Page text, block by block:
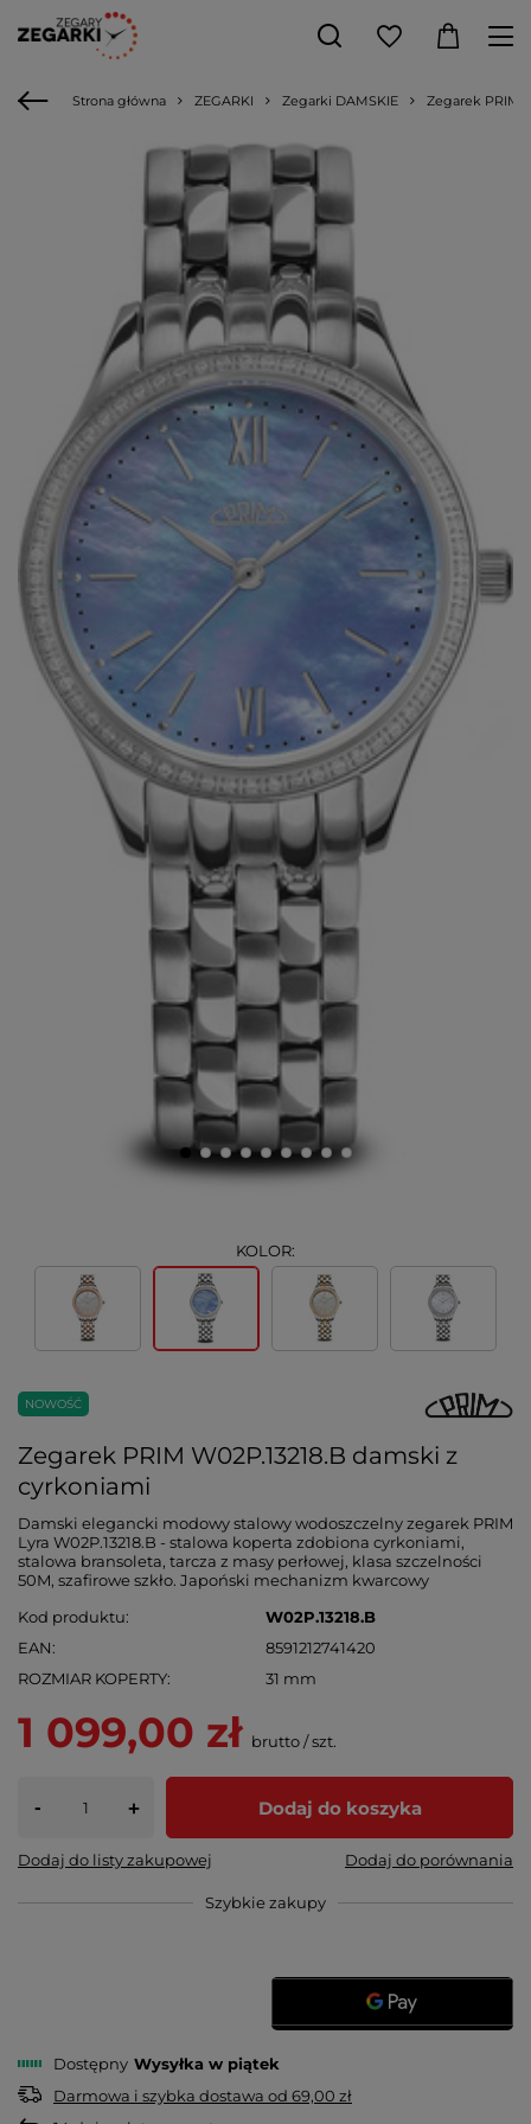
Strona główna ZEGARKI Zegarki DAMSKIE Zegarek PRIM
KOLOR:
NOWOŚĆ
Zegarek PRIM W02P.13218.B damski z
cyrkoniami
Damski elegancki modowy stalowy wodoszczelny zegarek PRIM
Lyra W02P.13218.B - stalowa koperta zdobiona cyrkoniami,
stalowa bransoleta, tarcza z masy perłowej, klasa szczelności
50M, szafirowe szkło. Japoński mechanizm kwarcowy
Kod produktu
W02P.13218.B
EAN
8591212741420
ROZMIAR KOPERTY
31 mm
1 099,00 zł brutto/szt.
- + Dodaj do koszyka
Dodaj do listy zakupowej Dodaj do porównania
Szybkie zakupy
Dostępny Wysyłka w piątek
Darmowa i szybka dostawa od 69,00 zł